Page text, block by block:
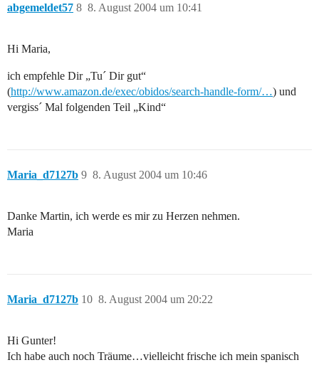
abgemeldet57 8. August 2004 um 10:41
8
Hi Maria,
ich empfehle Dir „Tu´ Dir gut“
(http://www.amazon.de/exec/obidos/search-handle-form/…) und
vergiss´ Mal folgenden Teil „Kind“
Maria_d7127b 8. August 2004 um 10:46
9
Danke Martin, ich werde es mir zu Herzen nehmen.
Maria
Maria_d7127b 8. August 2004 um 20:22
10
Hi Gunter!
Ich habe auch noch Träume…vielleicht frische ich mein spanisch